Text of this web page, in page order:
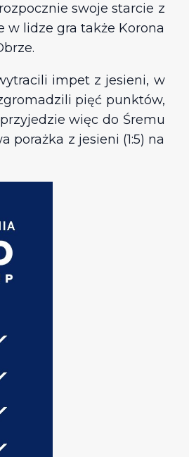
swoje starcie z
w lidze gra także Korona
impet z jesieni, w
pięć punktów,
więc do Śremu
z jesieni (1:5) na